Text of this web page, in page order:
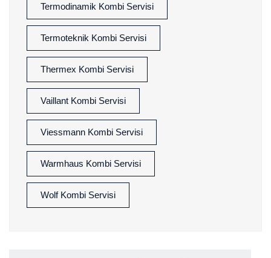
Termodinamik Kombi Servisi
Termoteknik Kombi Servisi
Thermex Kombi Servisi
Vaillant Kombi Servisi
Viessmann Kombi Servisi
Warmhaus Kombi Servisi
Wolf Kombi Servisi